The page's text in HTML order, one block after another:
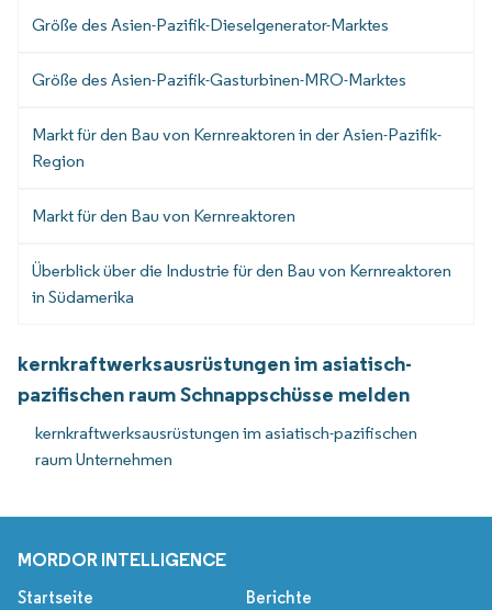
Größe des Asien-Pazifik-Dieselgenerator-Marktes
Größe des Asien-Pazifik-Gasturbinen-MRO-Marktes
Markt für den Bau von Kernreaktoren in der Asien-Pazifik-
Region
Markt für den Bau von Kernreaktoren
Überblick über die Industrie für den Bau von Kernreaktoren
in Südamerika
kernkraftwerksausrüstungen im asiatisch-
pazifischen raum Schnappschüsse melden
kernkraftwerksausrüstungen im asiatisch-pazifischen
raum Unternehmen
MORDOR INTELLIGENCE
Startseite Berichte